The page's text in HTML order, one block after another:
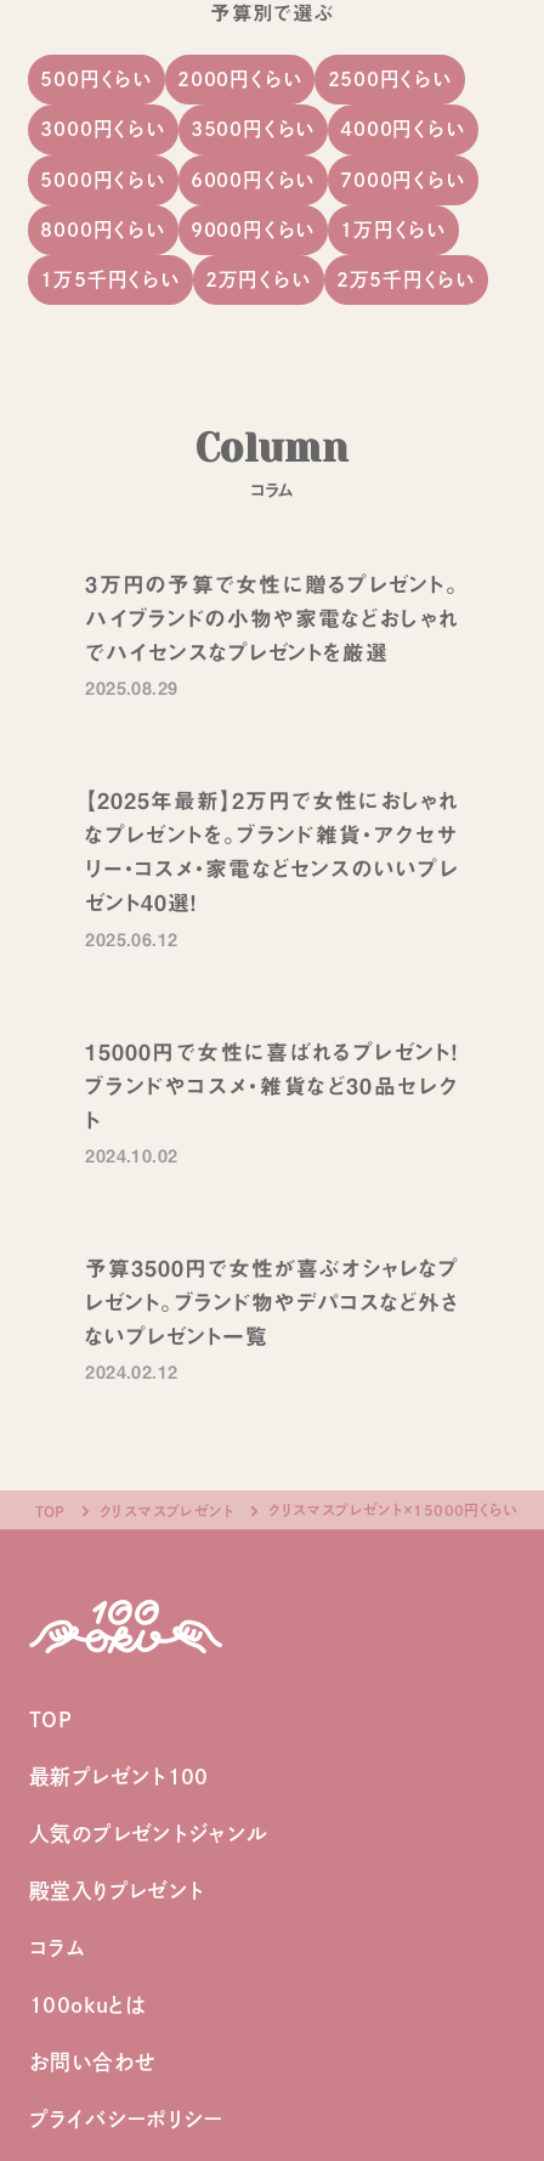
予算別で選ぶ
500円くらい 2000円くらい 2500円くらい
3000円くらい 3500円くらい 4000円くらい
5000円くらい 6000円くらい 7000円くらい
8000円くらい 9000円くらい 1万円くらい
1万5千円くらい 2万円くらい 2万5千円くらい
Column
コラム
3万円の予算で女性に贈るプレゼント。
ハイブランドの小物や家電などおしゃれ
でハイセンスなプレゼントを厳選
2025.08.29
【2025年最新】2万円で女性におしゃれ
なプレゼントを。ブランド雑貨・アクセサ
リー・コスメ・家電などセンスのいいプレ
ゼント40選！
2025.06.12
15000円で女性に喜ばれるプレゼント！
ブランドやコスメ・雑貨など30品セレク
ト
2024.10.02
予算3500円で女性が喜ぶオシャレなプ
レゼント。ブランド物やデパコスなど外さ
ないプレゼント一覧
2024.02.12
TOP クリスマスプレゼント クリスマスプレゼント×15000円くらい
TOP
最新プレゼント100
人気のプレゼントジャンル
殿堂入りプレゼント
コラム
100okuとは
お問い合わせ
プライバシーポリシー